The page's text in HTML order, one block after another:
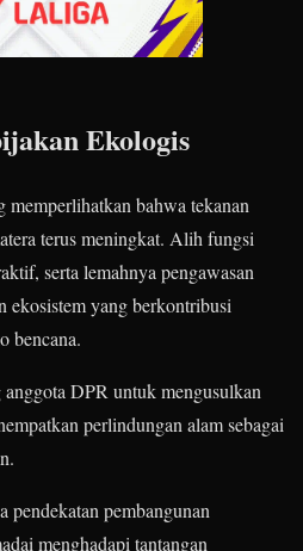
Ekologis
memperlihatkan bahwa tekanan
terus meningkat. Alih fungsi
serta lemahnya pengawasan
ekosistem yang berkontribusi
bencana.
DPR untuk mengusulkan
perlindungan alam sebagai
pendekatan pembangunan
menghadapi tantangan